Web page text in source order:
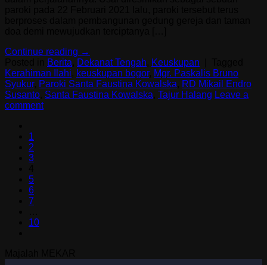
Continue reading →
Berita Dekanat Tengah Keuskupan
Kerahiman Ilahi
keuskupan bogor, Mgr. Paskalis Bruno
Syukur, Paroki Santa Faustina Kowalska
RD Mikail Endro
Susanto Santa Faustina Kowalska Tajur Halang Leave a
comment
1
2
3
5
6
7
10